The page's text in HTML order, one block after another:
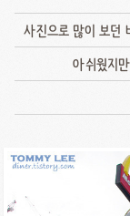
사진으로 많이 보던
아쉬웠지